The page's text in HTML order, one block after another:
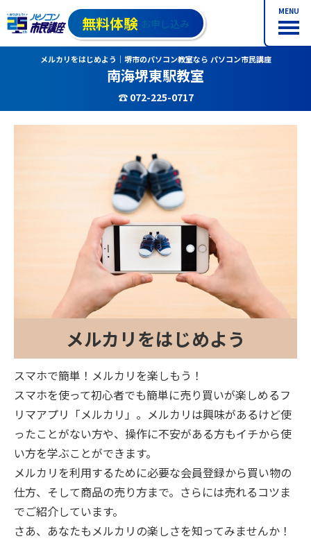
MENU
無料体験 お申し込み
メルカリをはじめよう｜堺市のパソコン教室なら パソコン市民講座
南海堺東駅教室
☎ 072-225-0717
メルカリをはじめよう
スマホで簡単！メルカリを楽しもう！
スマホを使って初心者でも簡単に売り買いが楽しめるフ
リマアプリ「メルカリ」。メルカリは興味があるけど使
ったことがない方や、操作に不安がある方もイチから使
い方を学ぶことができます。
メルカリを利用するために必要な会員登録から買い物の
仕方、そして商品の売り方まで。さらには売れるコツま
でご紹介しています。
さあ、あなたもメルカリの楽しさを知ってみませんか！